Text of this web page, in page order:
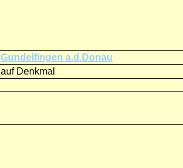
Gundelfingen a.d.Donau
auf Denkmal